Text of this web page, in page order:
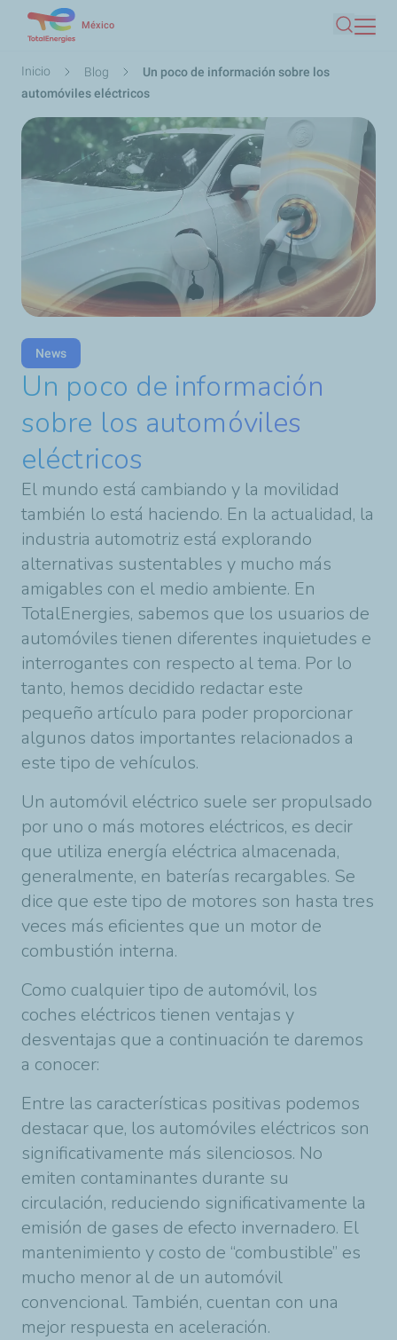
contenido
México
Buscar
Ruta
de
navegación
Inicio Blog
Un poco de información sobre los
automóviles eléctricos
News
Un poco de información
sobre los automóviles
eléctricos
El mundo está cambiando y la movilidad
también lo está haciendo. En la actualidad, la
industria automotriz está explorando
alternativas sustentables y mucho más
amigables con el medio ambiente. En
TotalEnergies, sabemos que los usuarios de
automóviles tienen diferentes inquietudes e
interrogantes con respecto al tema. Por lo
tanto, hemos decidido redactar este
pequeño artículo para poder proporcionar
algunos datos importantes relacionados a
este tipo de vehículos.
Un automóvil eléctrico suele ser propulsado
por uno o más motores eléctricos, es decir
que utiliza energía eléctrica almacenada,
generalmente, en baterías recargables. Se
dice que este tipo de motores son hasta tres
veces más eficientes que un motor de
combustión interna.
Como cualquier tipo de automóvil, los
coches eléctricos tienen ventajas y
desventajas que a continuación te daremos
a conocer:
Entre las características positivas podemos
destacar que, los automóviles eléctricos son
significativamente más silenciosos. No
emiten contaminantes durante su
circulación, reduciendo significativamente la
emisión de gases de efecto invernadero. El
mantenimiento y costo de “combustible” es
mucho menor al de un automóvil
convencional. También, cuentan con una
mejor respuesta en aceleración.